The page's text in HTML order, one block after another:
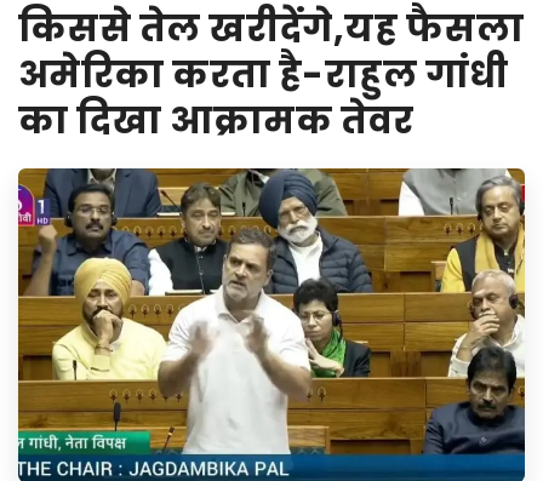
किससे तेल खरीदेंगे,यह फैसला
अमेरिका करता है-राहुल गांधी
का दिखा आक्रामक तेवर